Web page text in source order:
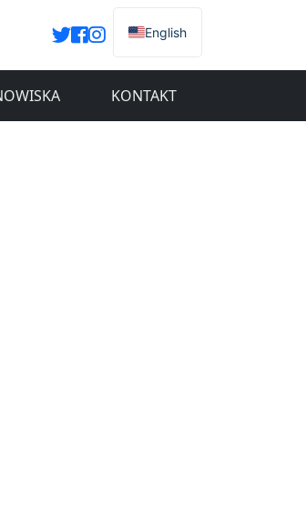
English
KONTAKT